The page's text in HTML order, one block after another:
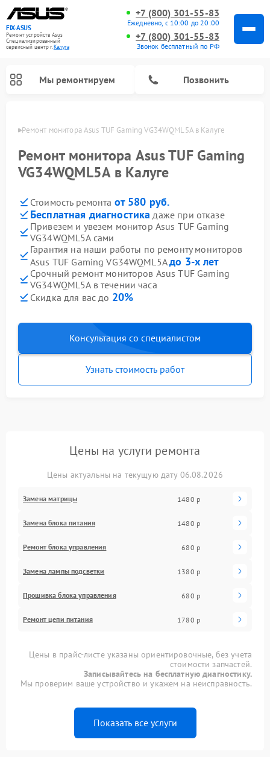
FIX-ASUS
Ремонт устройств Asus
Специализированный
cервисный центр г.Калуга
+7 (800) 301-55-83
Ежедневно, с 10:00 до 20:00
+7 (800) 301-55-83
Звонок бесплатный по РФ
Мы ремонтируем Позвонить
Ремонт монитора Asus TUF Gaming VG34WQML5A в Калуге
Ремонт монитора Asus TUF Gaming
VG34WQML5A в Калуге
Стоимость ремонта от 580 руб.
Бесплатная диагностика даже при отказе
Привезем и увезем монитор Asus TUF Gaming
VG34WQML5A сами
Гарантия на наши работы по ремонту мониторов
Asus TUF Gaming VG34WQML5Aдо 3-х лет
Срочный ремонт мониторов Asus TUF Gaming
VG34WQML5A в течении часа
Скидка для вас до 20%
Консультация со специалистом
Узнать стоимость работ
Цены на услуги ремонта
Цены актуальны на текущую дату 06.08.2026
Замена матрицы 1480 р
Замена блока питания 1480 р
Ремонт блока управления 680 р
Замена лампы подсветки 1380 р
Прошивка блока управления 680 р
Ремонт цепи питания 1780 р
Цены в прайс-листе указаны ориентировочные, без учета
стоимости запчастей.
Записывайтесь на бесплатную диагностику.
Мы проверим ваше устройство и укажем на неисправность.
Показать все услуги